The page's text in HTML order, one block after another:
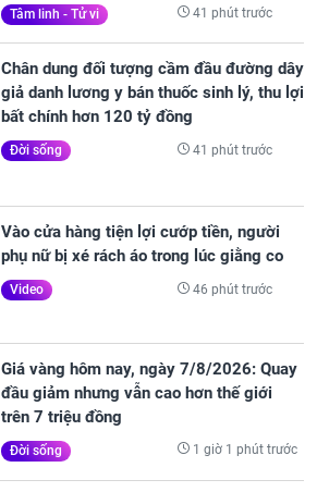
Tâm linh - Tử vi 41 phút trước
Chân dung đối tượng cầm đầu đường dây
giả danh lương y bán thuốc sinh lý, thu lợi
bất chính hơn 120 tỷ đồng
Đời sống 41 phút trước
Vào cửa hàng tiện lợi cướp tiền, người
phụ nữ bị xé rách áo trong lúc giằng co
Video 46 phút trước
Giá vàng hôm nay, ngày 7/8/2026: Quay
đầu giảm nhưng vẫn cao hơn thế giới
trên 7 triệu đồng
Đời sống 1 giờ 1 phút trước